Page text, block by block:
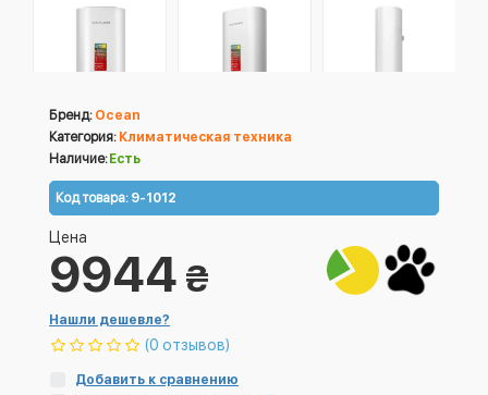
Бренд: Ocean
Категория: Климатическая техника
Наличие: Есть
Код товара: 9-1012
Цена
9944 ₴
Нашли дешевле?
(0 отзывов)
Добавить к сравнению